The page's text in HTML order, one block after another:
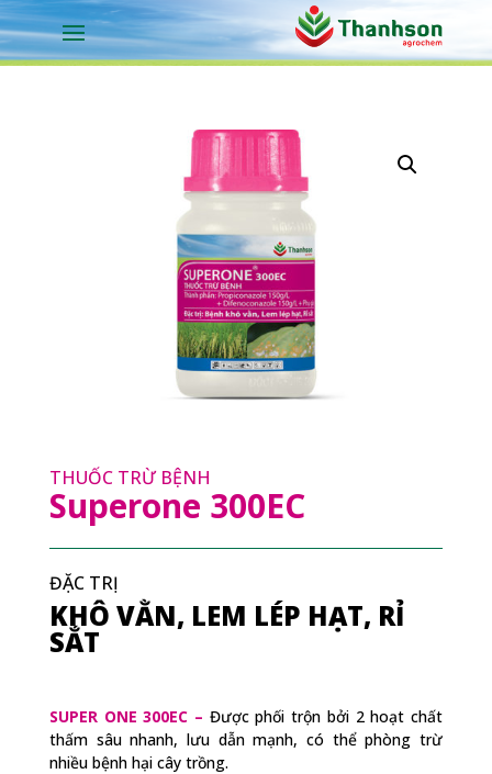
THUỐC TRỪ BỆNH
Superone 300EC
ĐẶC TRỊ
KHÔ VẰN, LEM LÉP HẠT, RỈ
SẮT
SUPER ONE 300EC – Được phối trộn bởi 2 hoạt chất
thấm sâu nhanh, lưu dẫn mạnh, có thể phòng trừ
nhiều bệnh hại cây trồng.